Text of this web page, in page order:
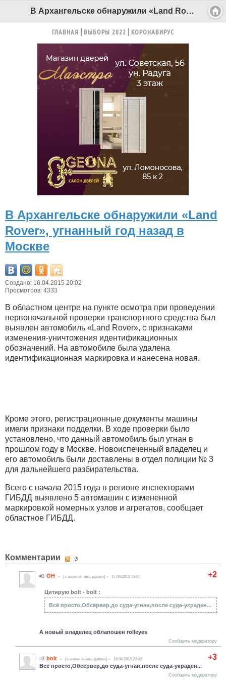
В Архангельске обнаружили «Land Rover», угнанный год назад в Москве - Беломорканал Северодвинск tv29.ru
ГЛАВНАЯ ВЫБОРЫ 2022 КОРОНАВИРУС
В Архангельске обнаружили «Land
Rover», угнанный год назад в
Москве
Создано: 16.04.2015 20:02
Просмотров: 4333
В областном центре на пункте осмотра при проведении
первоначальной проверки транспортного средства был
выявлен автомобиль «Land Rover», с признаками
изменения-уничтожения идентификационных
обозначений. На автомобиле была удалена
идентификационная маркировка и нанесена новая.
Кроме этого, регистрационные документы машины
имели признаки подделки. В ходе проверки было
установлено, что данный автомобиль был угнан в
прошлом году в Москве. Новоиспеченный владелец и
его автомобиль были доставлены в отдел полиции № 3
для дальнейшего разбирательства.
Всего с начала 2015 года в регионе инспекторами
ГИБДД выявлено 5 автомашин с измененной
маркировкой номерных узлов и агрегатов, сообщает
областное ГИБДД.
Комментарии
+2
#3 ОН (c нами очень давно) 17.04.2015 10:50
Цитирую bolt - bolt :
Всё просто,Обсёрвер,до суда-угнан,после суда-украден...
А новый владелец облапошен rolleyes
Сообщить модератору
+3
#2 bolt (c нами очень давно) 16.04.2015 23:42
Всё просто,Обсёрвер,до суда-угнан,после суда-украден...
Сообщить модератору